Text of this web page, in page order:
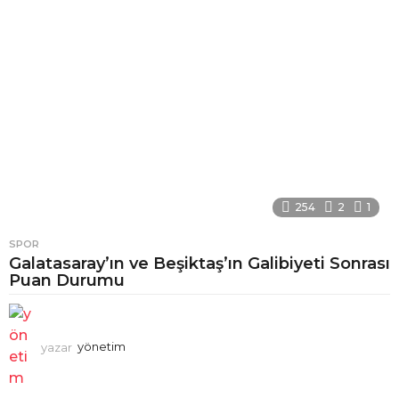
254 2 1
SPOR
Galatasaray’ın ve Beşiktaş’ın Galibiyeti Sonrası
Puan Durumu
yazar yönetim